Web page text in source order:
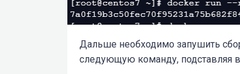
Дальше необходимо запушить
следующую команду, подставляя